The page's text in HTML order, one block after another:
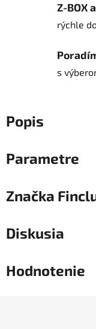
Z-BOX
rýchle
s
Popis
Parametre
Značka
Diskusia
Hodnotenie